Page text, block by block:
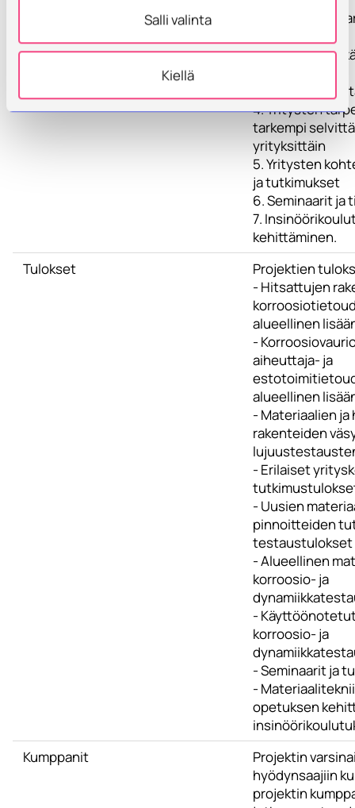
Salli valinta
Kiellä
1. Hankintojen
2. Hankintojen
3.
4. Tritysten
tarkempi
yrityksittäin
5. Yritysten
ja tutkimukset
6. Seminaarit ja
7.
kehittäminen.
Tulokset
Projektien
- Hitsattujen
alueellinen
-
aiheuttaja- ja
alueellinen
- Materiaalien
rakenteiden
- Erilaiset
- Uusien
pinnoitteiden
testaustulokset
- Alueellinen
korroosio- ja
-
korroosio- ja
- Seminaarit ja
-
opetuksen
Kumppanit
Projektin
hyödynsaajiin
projektin